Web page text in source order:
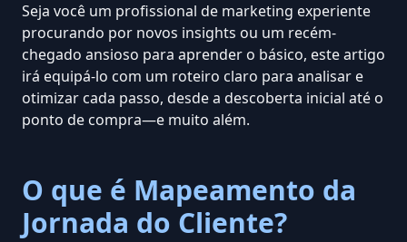
Seja você um profissional de marketing experiente
procurando por novos insights ou um recém-
chegado ansioso para aprender o básico, este artigo
irá equipá-lo com um roteiro claro para analisar e
otimizar cada passo, desde a descoberta inicial até o
ponto de compra—e muito além.
O que é Mapeamento da
Jornada do Cliente?